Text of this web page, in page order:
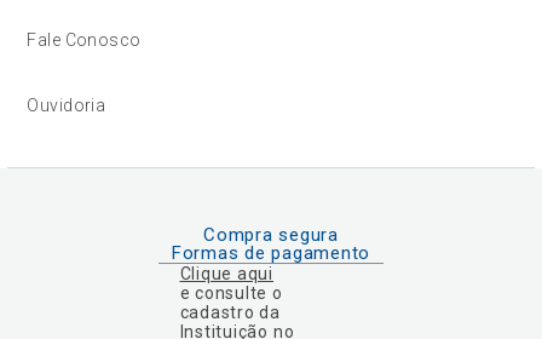
Fale Conosco
Ouvidoria
Compra segura
Formas de pagamento
Clique aqui
e consulte o
cadastro da
Instituição no